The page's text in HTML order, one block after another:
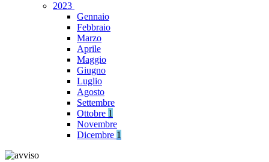
2023
Gennaio
Febbraio
Marzo
Aprile
Maggio
Giugno
Luglio
Agosto
Settembre
Ottobre 1
Novembre
Dicembre 1